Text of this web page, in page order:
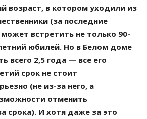
возраст, в котором уходили из
(за последние
встретить не только 90-
юбилей. Но в Белом доме
всего 2,5 года — все его
срок не стоит
(не из-за него, а
отменить
срока). И хотя даже за это